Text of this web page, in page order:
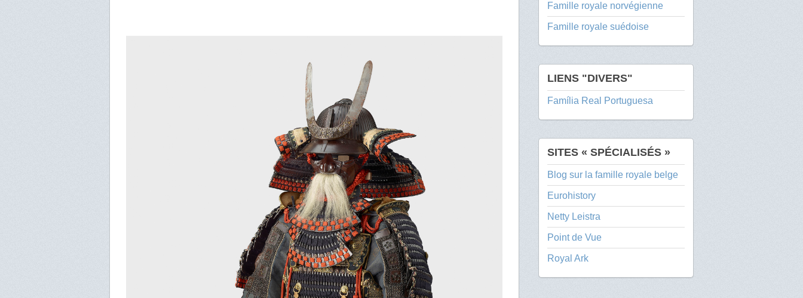
Famille royale norvégienne
Famille royale suédoise
LIENS "DIVERS"
Família Real Portuguesa
SITES « SPÉCIALISÉS »
Blog sur la famille royale belge
Eurohistory
Netty Leistra
Point de Vue
Royal Ark